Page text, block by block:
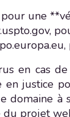
une
en cas
justice
à
du projet